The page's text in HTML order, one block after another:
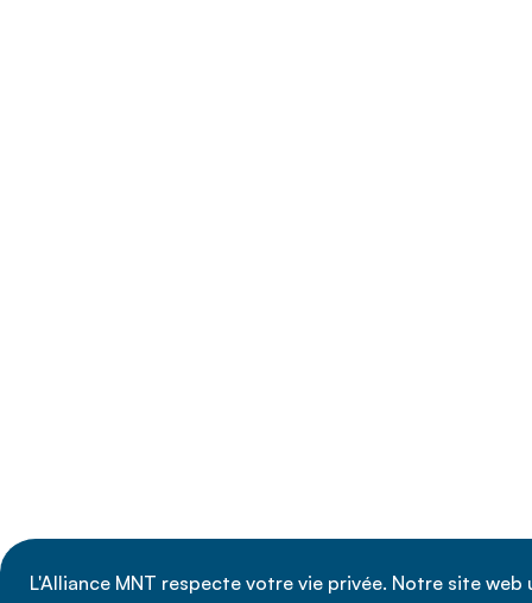
L'Alliance MNT respecte votre vie privée. Notre site web